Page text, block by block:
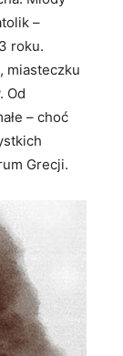
–
roku.
miasteczku
Od
– choć
Grecji.